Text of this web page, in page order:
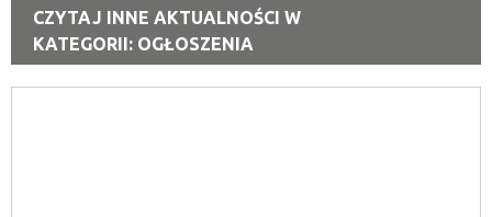
CZYTAJ INNE AKTUALNOŚCI W
KATEGORII: OGŁOSZENIA